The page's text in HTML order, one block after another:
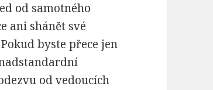
od samotného
ani shánět své
byste přece jen
od vedoucích